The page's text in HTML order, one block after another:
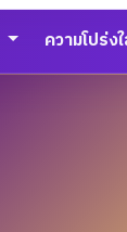
ความโปร่ง